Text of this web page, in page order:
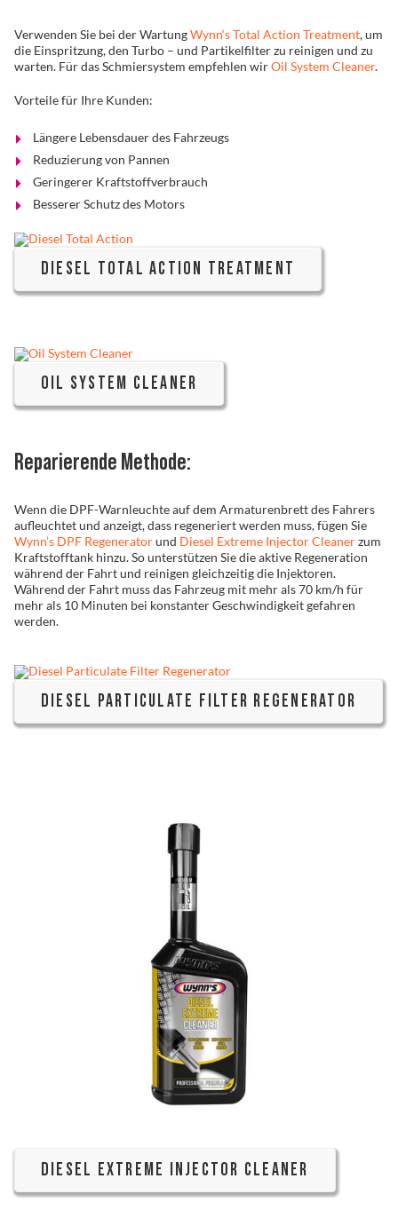
Verwenden Sie bei der WartungWynn‘s Total Action Treatment, um
die Einspritzung, den Turbo – und Partikelfilter zu reinigen und zu
warten. Für das Schmiersystem empfehlen wirOil System Cleaner.
Vorteile für Ihre Kunden:
Längere Lebensdauer des Fahrzeugs
Reduzierung von Pannen
Geringerer Kraftstoffverbrauch
Besserer Schutz des Motors
DIESEL TOTAL ACTION TREATMENT
OIL SYSTEM CLEANER
Reparierende Methode:
Wenn die DPF-Warnleuchte auf dem Armaturenbrett des Fahrers
aufleuchtet und anzeigt, dass regeneriert werden muss, fügen Sie
Wynn’s DPF Regeneratorund Diesel Extreme Injector Cleanerzum
Kraftstofftank hinzu. So unterstützen Sie die aktive Regeneration
während der Fahrt und reinigen gleichzeitig die Injektoren.
Während der Fahrt muss das Fahrzeug mit mehr als 70 km/h für
mehr als 10 Minuten bei konstanter Geschwindigkeit gefahren
werden.
DIESEL PARTICULATE FILTER REGENERATOR
DIESEL EXTREME INJECTOR CLEANER